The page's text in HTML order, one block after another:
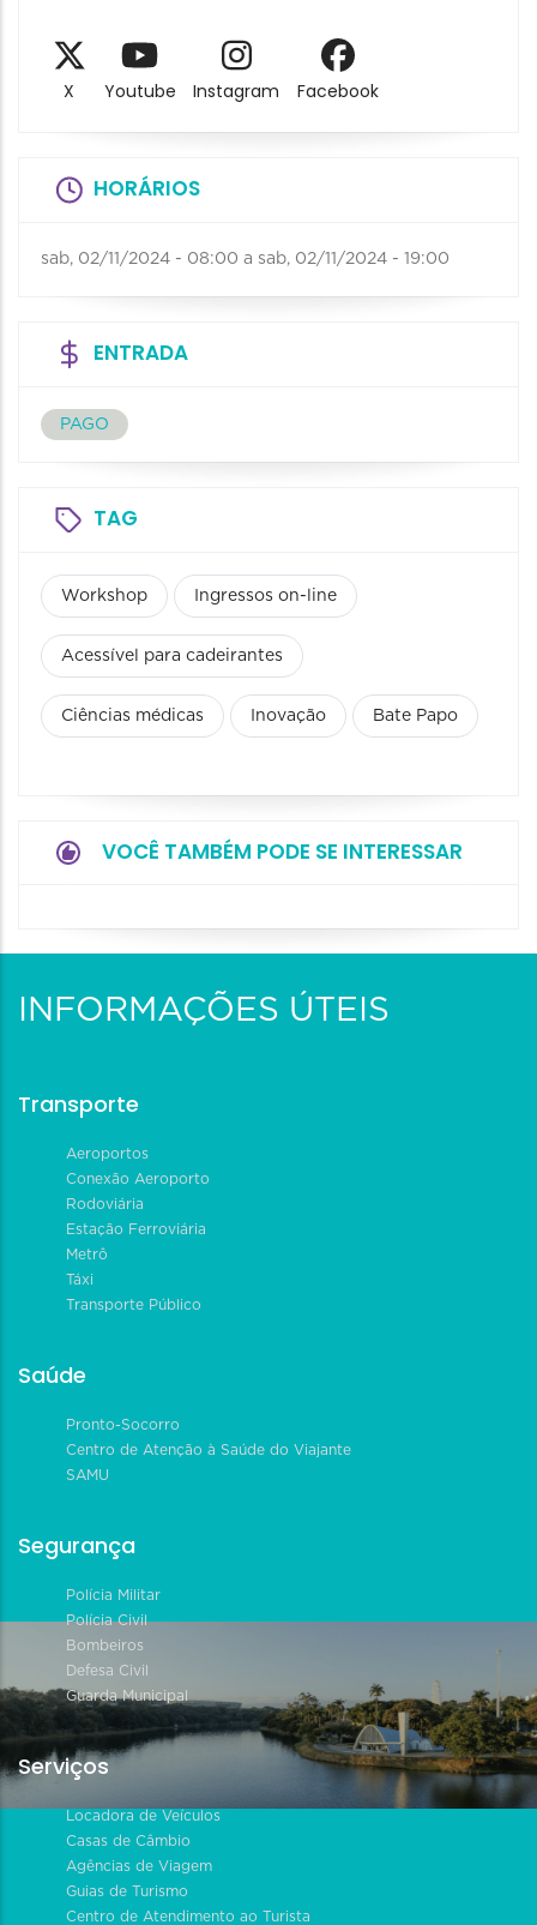
X Youtube Instagram Facebook
HORÁRIOS
sab, 02/11/2024 - 08:00 a sab, 02/11/2024 - 19:00
ENTRADA
PAGO
TAG
Workshop Ingressos on-line
Acessível para cadeirantes
Ciências médicas Inovação Bate Papo
VOCÊ TAMBÉM PODE SE INTERESSAR
INFORMAÇÕES ÚTEIS
Transporte
Aeroportos
Conexão Aeroporto
Rodoviária
Estação Ferroviária
Metrô
Táxi
Transporte Público
Saúde
Pronto-Socorro
Centro de Atenção à Saúde do Viajante
SAMU
Segurança
Polícia Militar
Polícia Civil
Bombeiros
Defesa Civil
Guarda Municipal
Serviços
Locadora de Veículos
Casas de Câmbio
Agências de Viagem
Guias de Turismo
Centro de Atendimento ao Turista